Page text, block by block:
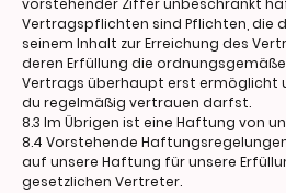
vorstehender Ziffer unbeschränkt
Vertragspflichten sind Pflichten, die
seinem Inhalt zur Erreichung des
deren Erfüllung die
Vertrags überhaupt erst ermöglicht
du regelmäßig vertrauen darfst.
8.3 Im Übrigen ist eine Haftung von
8.4 Vorstehende
auf unsere Haftung für unsere
gesetzlichen Vertreter.